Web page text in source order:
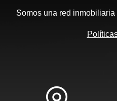
Somos una red